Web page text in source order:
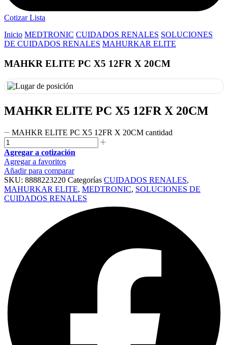
Cotizar Lista
Inicio MEDTRONIC CUIDADOS RENALES SOLUCIONES
DE CUIDADOS RENALES MAHURKAR ELITE
MAHKR ELITE PC X5 12FR X 20CM
MAHKR ELITE PC X5 12FR X 20CM
MAHKR ELITE PC X5 12FR X 20CM cantidad
Agregar a cotización
Agregar a favoritos
Añadir para comparar
SKU: 8888223220 Categorías CUIDADOS RENALES,
MAHURKAR ELITE, MEDTRONIC, SOLUCIONES DE
CUIDADOS RENALES